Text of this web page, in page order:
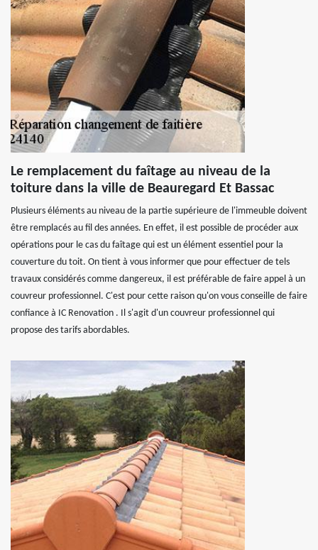
Le remplacement du faîtage au niveau de la
toiture dans la ville de Beauregard Et Bassac
Plusieurs éléments au niveau de la partie supérieure de l'immeuble doivent
être remplacés au fil des années. En effet, il est possible de procéder aux
opérations pour le cas du faîtage qui est un élément essentiel pour la
couverture du toit. On tient à vous informer que pour effectuer de tels
travaux considérés comme dangereux, il est préférable de faire appel à un
couvreur professionnel. C'est pour cette raison qu'on vous conseille de faire
confiance à IC Renovation . Il s'agit d'un couvreur professionnel qui
propose des tarifs abordables.